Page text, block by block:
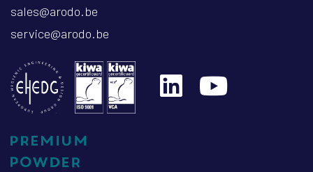
sales@arodo.be
service@arodo.be